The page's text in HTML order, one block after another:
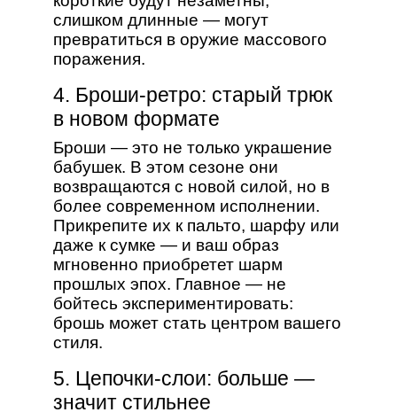
слишком длинные — могут
превратиться в оружие массового
поражения.
4. Броши-ретро: старый трюк
в новом формате
Броши — это не только украшение
бабушек. В этом сезоне они
возвращаются с новой силой, но в
более современном исполнении.
Прикрепите их к пальто, шарфу или
даже к сумке — и ваш образ
мгновенно приобретет шарм
прошлых эпох. Главное — не
бойтесь экспериментировать:
брошь может стать центром вашего
стиля.
5. Цепочки-слои: больше —
значит стильнее